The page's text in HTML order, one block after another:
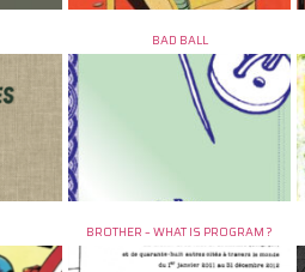
BAD BALL
BROTHER – WHAT IS PROGRAM ?